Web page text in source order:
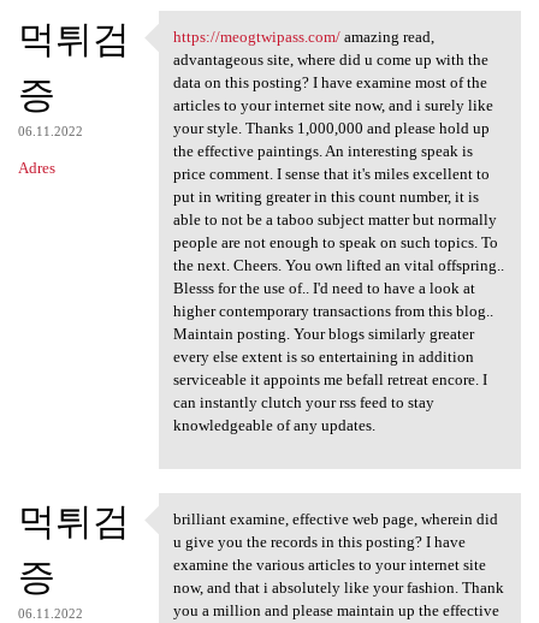
먹튀검
증
06.11.2022
Adres
https://meogtwipass.com/
https://meogtwipass.com/amazing read,
advantageous site, where did u come up with the
data on this posting? I have examine most of the
articles to your internet site now, and i surely like
your style. Thanks 1,000,000 and please hold up
the effective paintings. An interesting speak is
price comment. I sense that it's miles excellent to
put in writing greater in this count number, it is
able to not be a taboo subject matter but normally
people are not enough to speak on such topics. To
the next. Cheers. You own lifted an vital offspring..
Blesss for the use of.. I'd need to have a look at
higher contemporary transactions from this blog..
Maintain posting. Your blogs similarly greater
every else extent is so entertaining in addition
serviceable it appoints me befall retreat encore. I
can instantly clutch your rss feed to stay
knowledgeable of any updates.
먹튀검
증
06.11.2022
brilliant examine, effective
brilliant examine, effective web page, wherein did
u give you the records in this posting? I have
examine the various articles to your internet site
now, and that i absolutely like your fashion. Thank
you a million and please maintain up the effective